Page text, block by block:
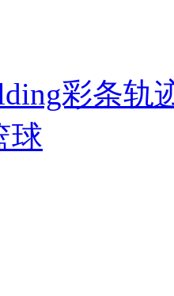
彩条轨
球